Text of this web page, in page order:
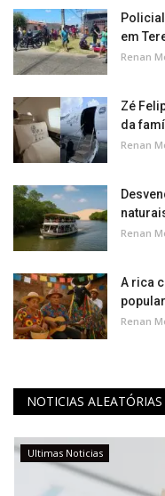
em
Renan
Zé
da
Renan
Renan
A rica
Renan
NOTICIAS ALEATÓRIAS
Ultimas Noticias